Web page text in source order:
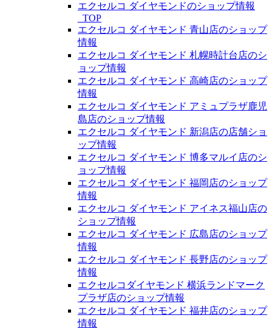
エクセルコ ダイヤモンドのショップ情報
_TOP
エクセルコ ダイヤモンド 青山店のショップ
情報
エクセルコ ダイヤモンド 札幌時計台店のシ
ョップ情報
エクセルコ ダイヤモンド 高崎店のショップ
情報
エクセルコ ダイヤモンド アミュプラザ鹿児
島店のショップ情報
エクセルコ ダイヤモンド 新潟店の店舗ショ
ップ情報
エクセルコ ダイヤモンド 博多マルイ店のシ
ョップ情報
エクセルコ ダイヤモンド 福岡店のショップ
情報
エクセルコ ダイヤモンド アイネス福山店の
ショップ情報
エクセルコ ダイヤモンド 広島店のショップ
情報
エクセルコ ダイヤモンド 長野店のショップ
情報
エクセルコダイヤモンド 横浜ランドマーク
プラザ店のショップ情報
エクセルコ ダイヤモンド 福井店のショップ
情報